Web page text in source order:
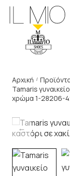
Αρχική /
Tamaris
χρώμα 1-28206-